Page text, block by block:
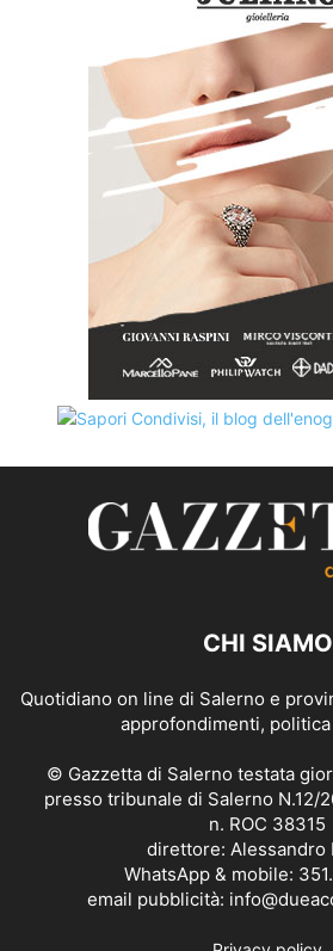
CHI SIAMO
Quotidiano on line di Salerno e
approfondimenti,
© Gazzetta di Salerno testata
presso tribunale di Salerno N.12/
n. ROC 38315
direttore: Alessandro
WhatsApp & mobile:
email pubblicità: